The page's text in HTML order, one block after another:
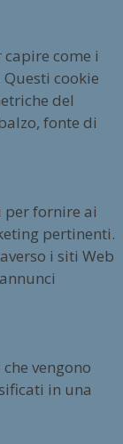
come i
cookie
del
fonte di
fornire ai
pertinenti.
i siti Web
vengono
in una